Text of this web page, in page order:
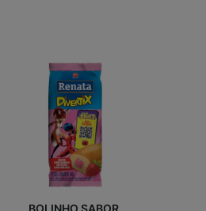
BOLINHO SABOR